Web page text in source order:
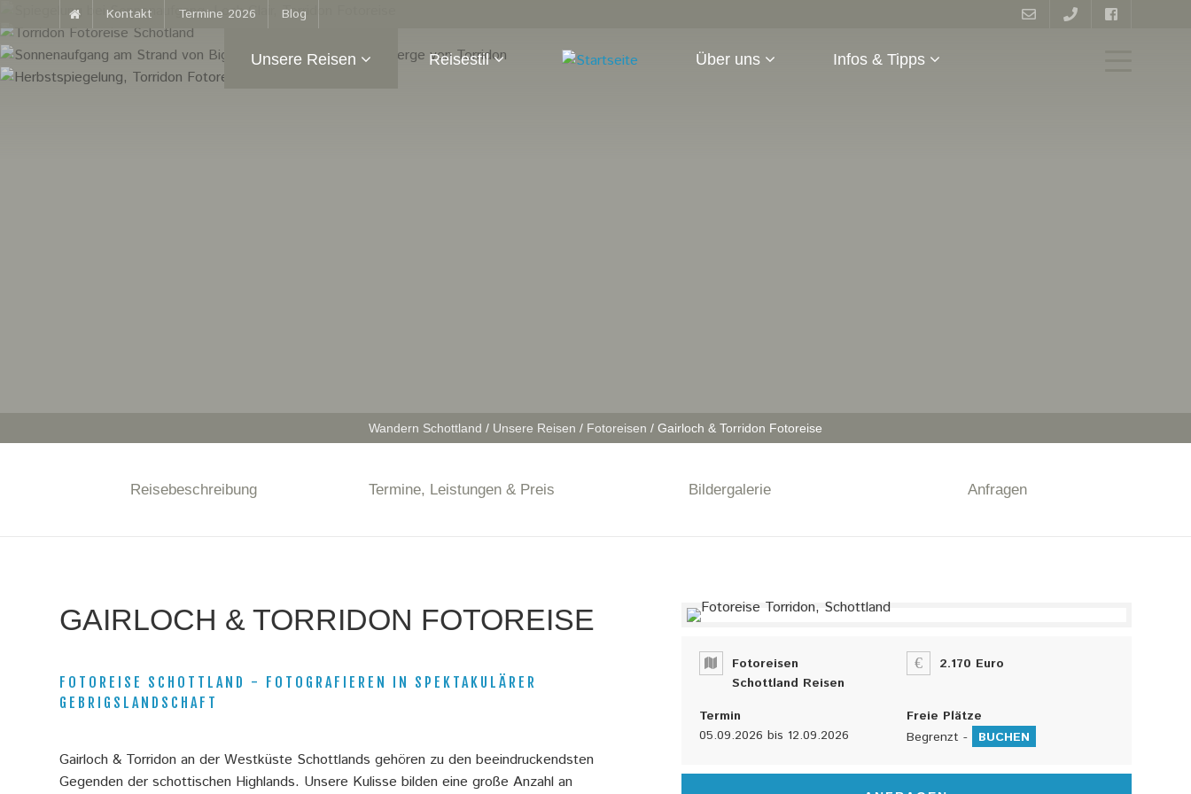
Kontakt Termine 2026 Blog
Unsere Reisen Reisestil Über uns Infos & Tipps
n
h
i
e
r
Wandern Schottland / Unsere Reisen / Fotoreisen / Gairloch & Torridon Fotoreise
Reisebeschreibung Termine, Leistungen & Preis Bildergalerie Anfragen
GAIRLOCH & TORRIDON FOTOREISE
FOTOREISE SCHOTTLAND - FOTOGRAFIEREN IN SPEKTAKULÄRER
GEBRIGSLANDSCHAFT
Gairloch & Torridon an der Westküste Schottlands gehören zu den beeindruckendsten
Gegenden der schottischen Highlands. Unsere Kulisse bilden eine große Anzahl an
Fotoreisen
Schottland Reisen
2.170 Euro
Termin
05.09.2026 bis 12.09.2026
Freie Plätze
Begrenzt -
BUCHEN